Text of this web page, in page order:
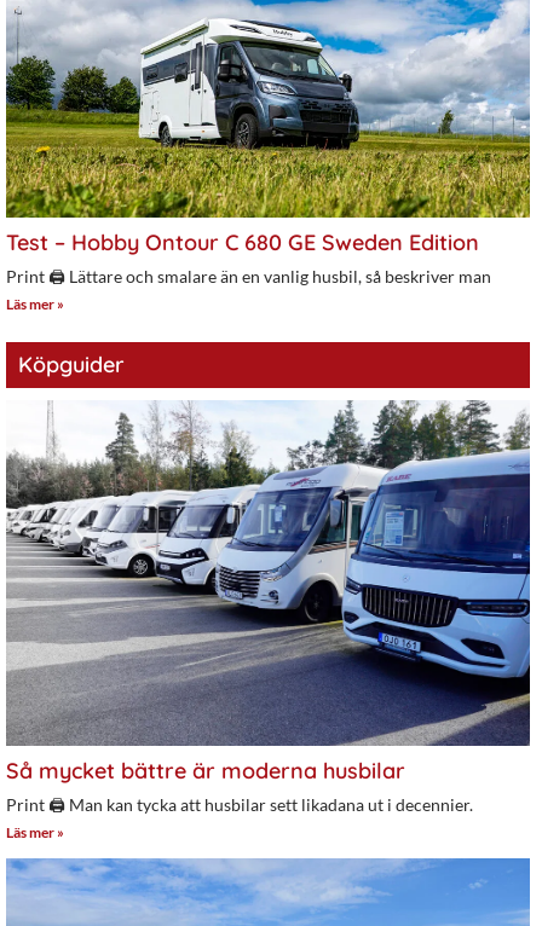
Test – Hobby Ontour C 680 GE Sweden Edition
Print 🖨 Lättare och smalare än en vanlig husbil, så beskriver man
Läs mer »
Köpguider
Så mycket bättre är moderna husbilar
Print 🖨 Man kan tycka att husbilar sett likadana ut i decennier.
Läs mer »